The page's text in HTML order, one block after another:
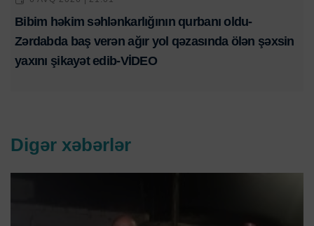
Bibim həkim səhlənkarlığının qurbanı oldu-
Zərdabda baş verən ağır yol qəzasında ölən şəxsin
yaxını şikayət edib-VİDEO
Digər xəbərlər